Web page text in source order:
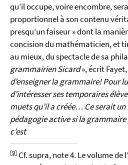
qu’il occupe, voire encombre,
proportionnel à son contenu
presqu’un faiseur » dont la
concision du mathématicien, et
au mieux, du spectacle de sa
grammairien Sicard», écrit Fayet,
d’enseigner la grammaire! Pour
d’intéresser ses temporaires
muets qu’il a créée… Ce serait
pédagogie active si la
c’est
[9] Cf. supra, note 4. Le volume de